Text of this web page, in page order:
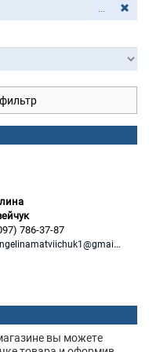
...
786-37-87
вы можете